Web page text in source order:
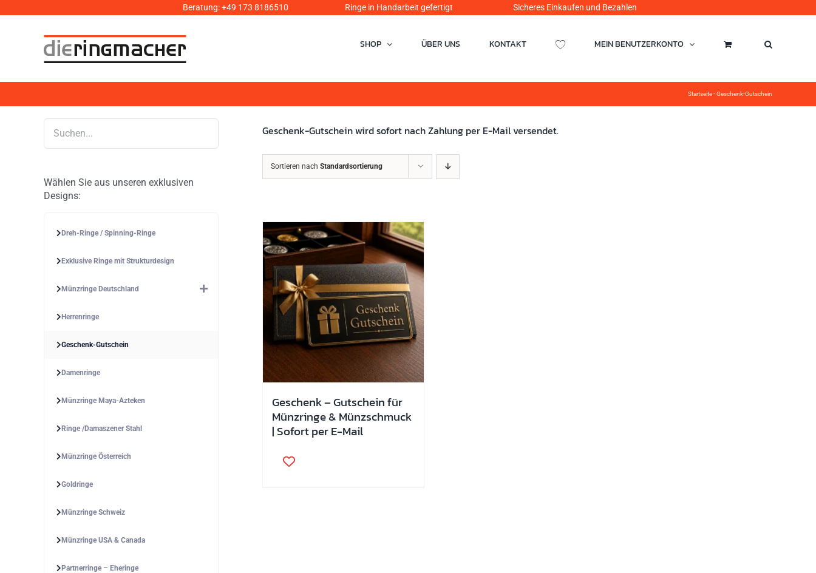
Beratung:+49 173 8186510 Ringe in Handarbeit gefertigt Sicheres Einkaufen und Bezahlen
Inhalt
SHOP ÜBER UNS KONTAKT MEIN BENUTZERKONTO
Startseite-Geschenk-Gutschein
Geschenk-Gutschein wird sofort nach Zahlung per E-Mail versendet.
Sortieren nach Standardsortierung
Geschenk – Gutschein für
Münzringe & Münzschmuck
| Sofort per E-Mail
Produkt
Wählen Sie aus unseren exklusiven
Designs:
Dreh-Ringe / Spinning-Ringe
Exklusive Ringe mit Strukturdesign
Münzringe Deutschland
Herrenringe
Geschenk-Gutschein
Damenringe
Münzringe Maya-Azteken
Ringe /Damaszener Stahl
Münzringe Österreich
Goldringe
Münzringe Schweiz
Münzringe USA & Canada
Partnerringe – Eheringe